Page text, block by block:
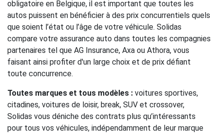
obligatoire en Belgique, il est important que toutes les
autos puissent en bénéficier à des prix concurrentiels quels
que soient l’état ou l’âge de votre véhicule. Solidas
compare votre assurance auto dans toutes les compagnies
partenaires tel que AG Insurance, Axa ou Athora, vous
faisant ainsi profiter d'un large choix et de prix défiant
toute concurrence.
Toutes marques et tous modèles : voitures sportives,
citadines, voitures de loisir, break, SUV et crossover,
Solidas vous déniche des contrats plus qu’intéressants
pour tous vos véhicules, indépendamment de leur marque